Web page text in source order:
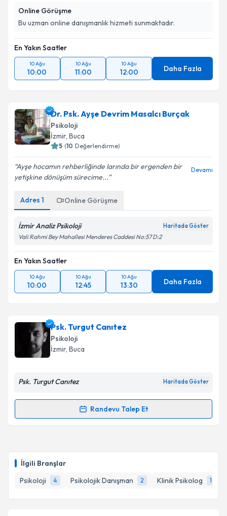
İlgili Branşlar
Psikoloji
4 Psikolojik Danışman 2 Klinik Psikolog 1
Online Görüşme
Bu uzman online danışmanlık hizmeti sunmaktadır.
En Yakın Saatler
10 Ağu
10:00
10 Ağu
11:00
10 Ağu
12:00 Daha Fazla
Dr. Psk. Ayşe Devrim Masalcı Burçak
Psikoloji
İzmir, Buca
5 (10 Değerlendirme)
Ayşe hocamın rehberliğinde larında bir ergenden bir
yetişkine dönüşüm sürecime...
Devamı
Adres 1 Online Görüşme
İzmir Analiz Psikoloji Haritada Göster
Vali Rahmi Bey Mahallesi Menderes Caddesi No:57 D:2
En Yakın Saatler
10 Ağu
10:00
10 Ağu
12:45
10 Ağu
13:30 Daha Fazla
Psk. Turgut Canıtez
Psikoloji
İzmir, Buca
Psk. Turgut Canıtez Haritada Göster
Randevu Talep Et
Randevu Takvimi Talebi
takvim hazırlandığında e-posta ile bilgilendireceğiz.
E-posta Adresiniz